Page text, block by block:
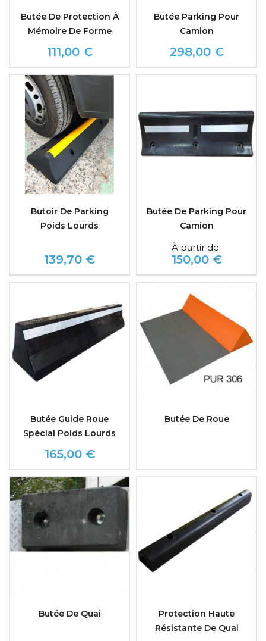
Butée De Protection À
Mémoire De Forme
Prix
111,00 €
Butée Parking Pour
Camion
Prix
298,00 €
Butoir De Parking
Poids Lourds
Prix
139,70 €
Butée De Parking Pour
Camion
Prix
À partir de
150,00 €
Butée Guide Roue
Spécial Poids Lourds
Prix
165,00 €
Butée De Roue
Butée De Quai
Protection Haute
Résistante De Quai